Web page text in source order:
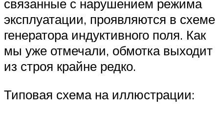
связанные с нарушением режима
эксплуатации, проявляются в схеме
генератора индуктивного поля. Как
мы уже отмечали, обмотка выходит
из строя крайне редко.
Типовая схема на иллюстрации: